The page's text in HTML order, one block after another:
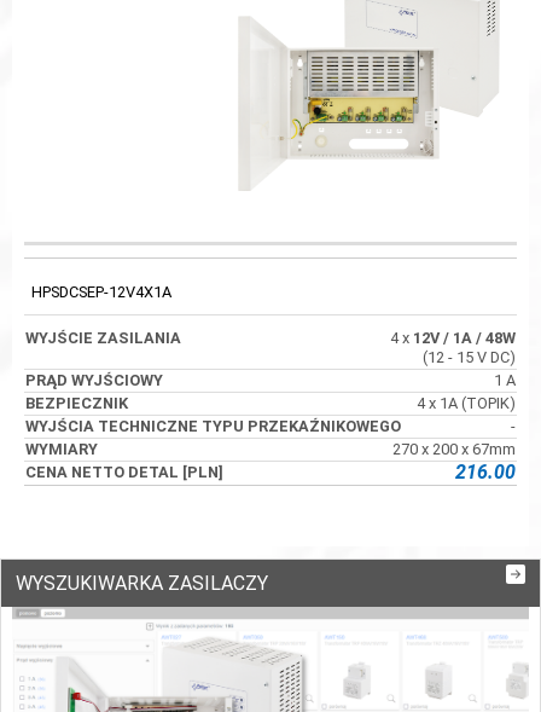
KOD PRĄD WYJŚCIOWY BEZPIECZNIK
HPSDCSEP-12V4X1A
4 x 12V/ 1A / 48W
(12 - 15 V DC)
1 A
4 x 1A (TOPIK)
-
270 x 200 x 67mm
216.00
WYSZUKIWARKA ZASILACZY